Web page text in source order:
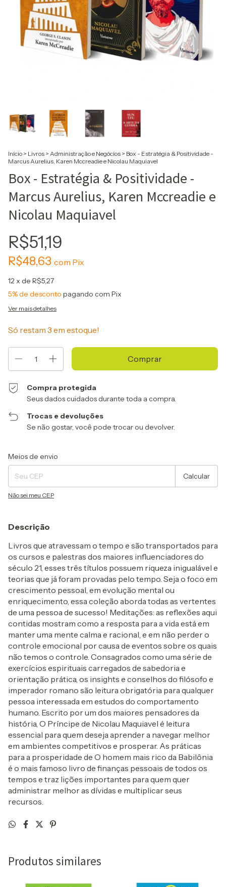
Início > Livros > Administração e Negócios > Box - Estratégia & Positividade -
Marcus Aurelius, Karen Mccreadie e Nicolau Maquiavel
Box - Estratégia & Positividade -
Marcus Aurelius, Karen Mccreadie e
Nicolau Maquiavel
R$51,19
R$48,63 com Pix
12x de R$5,27
5% de desconto pagando com Pix
Ver mais detalhes
Só restam 3 em estoque!
Compra protegida
Seus dados cuidados durante toda a compra.
Trocas e devoluções
Se não gostar, você pode trocar ou devolver.
Entregas para o CEP:
Meios de envio
Calcular
Não sei meu CEP
Descrição
Livros que atravessam o tempo e são transportados para
os cursos e palestras dos maiores influenciadores do
século 21, esses três títulos possuem riqueza inigualável e
teorias que já foram provadas pelo tempo. Seja o foco em
crescimento pessoal, em evolução mental ou
enriquecimento, essa coleção aborda todas as vertentes
de uma pessoa de sucesso! Meditações: as reflexões aqui
contidas mostram como a resposta para a vida está em
manter uma mente calma e racional, e em não perder o
controle emocional por causa de eventos sobre os quais
não temos o controle. Consagrados como uma série de
exercícios espirituais carregados de sabedoria e
orientação prática, os insights e conselhos do filósofo e
imperador romano são leitura obrigatória para qualquer
pessoa interessada em estudos do comportamento
humano. Escrito por um dos maiores pensadores da
história, O Príncipe de Nicolau Maquiavel é leitura
essencial para quem deseja aprender a navegar melhor
em ambientes competitivos e prosperar. As práticas
para a prosperidade de O homem mais rico da Babilônia
é o mais famoso livro de finanças pessoais de todos os
tempos e traz lições importantes para quem quer
administrar melhor as dívidas e multiplicar seus
recursos.
Produtos similares